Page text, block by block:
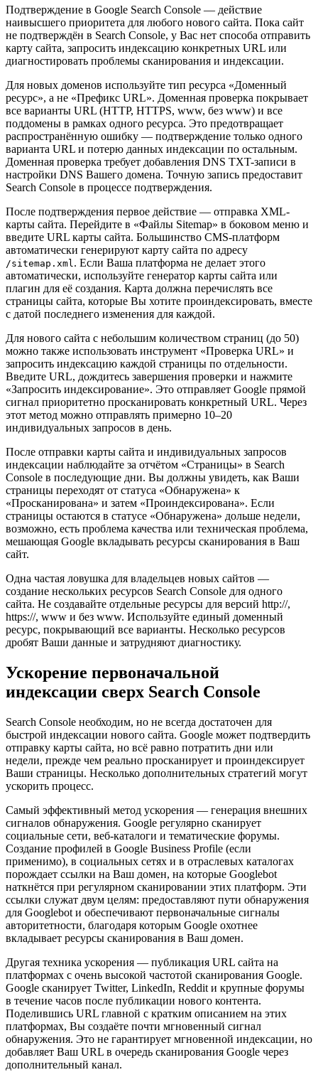
Подтверждение в Google Search Console — действие
наивысшего приоритета для любого нового сайта. Пока сайт
не подтверждён в Search Console, у Вас нет способа отправить
карту сайта, запросить индексацию конкретных URL или
диагностировать проблемы сканирования и индексации.
Для новых доменов используйте тип ресурса «Доменный
ресурс», а не «Префикс URL». Доменная проверка покрывает
все варианты URL (HTTP, HTTPS, www, без www) и все
поддомены в рамках одного ресурса. Это предотвращает
распространённую ошибку — подтверждение только одного
варианта URL и потерю данных индексации по остальным.
Доменная проверка требует добавления DNS TXT-записи в
настройки DNS Вашего домена. Точную запись предоставит
Search Console в процессе подтверждения.
После подтверждения первое действие — отправка XML-
карты сайта. Перейдите в «Файлы Sitemap» в боковом меню и
введите URL карты сайта. Большинство CMS-платформ
автоматически генерируют карту сайта по адресу
/sitemap.xml. Если Ваша платформа не делает этого
автоматически, используйте генератор карты сайта или
плагин для её создания. Карта должна перечислять все
страницы сайта, которые Вы хотите проиндексировать, вместе
с датой последнего изменения для каждой.
Для нового сайта с небольшим количеством страниц (до 50)
можно также использовать инструмент «Проверка URL» и
запросить индексацию каждой страницы по отдельности.
Введите URL, дождитесь завершения проверки и нажмите
«Запросить индексирование». Это отправляет Google прямой
сигнал приоритетно просканировать конкретный URL. Через
этот метод можно отправлять примерно 10–20
индивидуальных запросов в день.
После отправки карты сайта и индивидуальных запросов
индексации наблюдайте за отчётом «Страницы» в Search
Console в последующие дни. Вы должны увидеть, как Ваши
страницы переходят от статуса «Обнаружена» к
«Просканирована» и затем «Проиндексирована». Если
страницы остаются в статусе «Обнаружена» дольше недели,
возможно, есть проблема качества или техническая проблема,
мешающая Google вкладывать ресурсы сканирования в Ваш
сайт.
Одна частая ловушка для владельцев новых сайтов —
создание нескольких ресурсов Search Console для одного
сайта. Не создавайте отдельные ресурсы для версий http://,
https://, www и без www. Используйте единый доменный
ресурс, покрывающий все варианты. Несколько ресурсов
дробят Ваши данные и затрудняют диагностику.
Ускорение первоначальной
индексации сверх Search Console
Search Console необходим, но не всегда достаточен для
быстрой индексации нового сайта. Google может подтвердить
отправку карты сайта, но всё равно потратить дни или
недели, прежде чем реально просканирует и проиндексирует
Ваши страницы. Несколько дополнительных стратегий могут
ускорить процесс.
Самый эффективный метод ускорения — генерация внешних
сигналов обнаружения. Google регулярно сканирует
социальные сети, веб-каталоги и тематические форумы.
Создание профилей в Google Business Profile (если
применимо), в социальных сетях и в отраслевых каталогах
порождает ссылки на Ваш домен, на которые Googlebot
наткнётся при регулярном сканировании этих платформ. Эти
ссылки служат двум целям: предоставляют пути обнаружения
для Googlebot и обеспечивают первоначальные сигналы
авторитетности, благодаря которым Google охотнее
вкладывает ресурсы сканирования в Ваш домен.
Другая техника ускорения — публикация URL сайта на
платформах с очень высокой частотой сканирования Google.
Google сканирует Twitter, LinkedIn, Reddit и крупные форумы
в течение часов после публикации нового контента.
Поделившись URL главной с кратким описанием на этих
платформах, Вы создаёте почти мгновенный сигнал
обнаружения. Это не гарантирует мгновенной индексации, но
добавляет Ваш URL в очередь сканирования Google через
дополнительный канал.